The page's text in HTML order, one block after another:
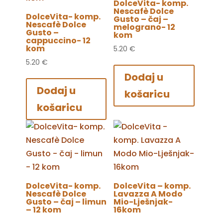
DolceVita- komp.
Nescafè Dolce
Gusto –
cappuccino- 12
kom
5.20 €
Dodaj u
košaricu
DolceVita- komp.
Nescafè Dolce
Gusto – čaj –
melograno- 12
kom
5.20€
Dodaj u
košaricu
DolceVita- komp.
Nescafè Dolce
Gusto – čaj – limun
– 12 kom
DolceVita – komp.
Lavazza A Modo
Mio-Lješnjak-
16kom